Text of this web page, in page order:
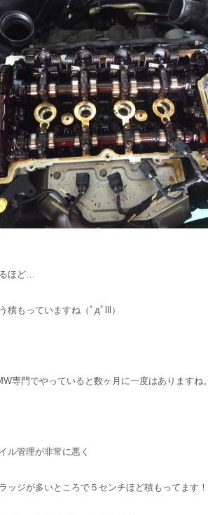
ほど…
積もっていますね（ﾟдﾟlll）
専門でやっていると数ヶ月に一度はありますね。
ル管理が非常に悪く
ッジが多いところで５センチほど積もってます！